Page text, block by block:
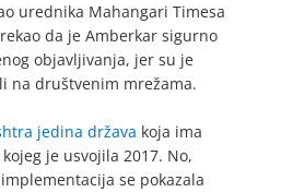
urednika Mahangari Timesa
da je Amberkar sigurno
objavljivanja, jer su je
na društvenim mrežama.
jedina država koja ima
je usvojila 2017. No,
se pokazala